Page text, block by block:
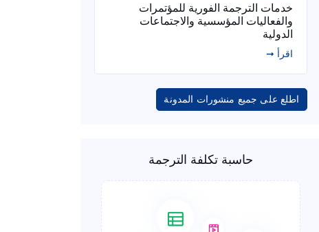
خدمات الترجمة الفورية للمؤتمرات
والفعاليات المؤسسية والاجتماعات
الدولية
اقرأ ➞
اطلع على جميع منشورات المدونة
حاسبة تكلفة الترجمة